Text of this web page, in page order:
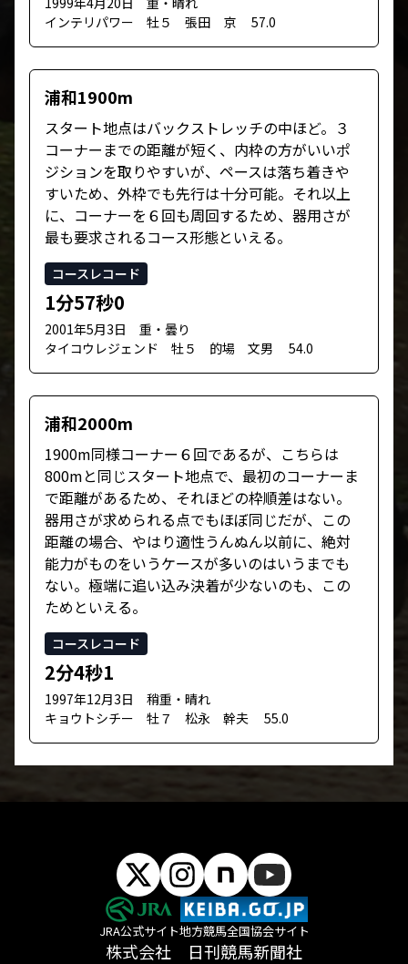
インテリパワー 牡５ 張田 京 57.0
浦和1900m
スタート地点はバックストレッチの中ほど。３
コーナーまでの距離が短く、内枠の方がいいポ
ジションを取りやすいが、ペースは落ち着きや
すいため、外枠でも先行は十分可能。それ以上
に、コーナーを６回も周回するため、器用さが
最も要求されるコース形態といえる。
コースレコード
1分57秒0
2001年5月3日 重・曇り
タイコウレジェンド 牡５ 的場 文男 54.0
浦和2000m
1900m同様コーナー６回であるが、こちらは
800mと同じスタート地点で、最初のコーナーま
で距離があるため、それほどの枠順差はない。
器用さが求められる点でもほぼ同じだが、この
距離の場合、やはり適性うんぬん以前に、絶対
能力がものをいうケースが多いのはいうまでも
ない。極端に追い込み決着が少ないのも、この
ためといえる。
コースレコード
2分4秒1
1997年12月3日 稍重・晴れ
キョウトシチー 牡７ 松永 幹夫 55.0
JRA公式サイト地方競馬全国協会サイト
株式会社 日刊競馬新聞社